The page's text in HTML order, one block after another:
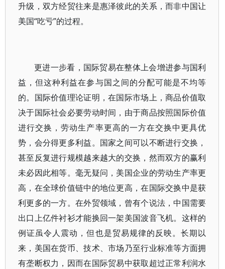
升级，双方经贸往来是惠泽彼此的关系，而非中国让
美国“吃亏”的过程。
更进一步看，国际贸易在整体上会增进参与国利
益，但这种利益在参与国之间的分配可能是不均等
的。国际价值理论证明，在国际市场上，商品价值取
决于国际社会必要劳动时间，由于商品按照国际价值
进行交换，劳动生产率更高的一方在交换中更具优
势，会分得更多利益。国家之间可以不断进行交换，
甚至反复进行规模越来越大的交换，然而双方的赢利
未必因此相等。毫无疑问，美国企业的劳动生产率更
高，在全球价值链中的地位更高，在国际交换中是获
利更多的一方。在外贸领域，曾有个说法，中国需要
出口上亿件衬衫才能换回一架美国波音飞机。这样的
例证虽令人震动，但也是贸易规律的反映。长期以
来，美国在货币、技术、市场乃至行业标准等方面拥
有垄断权力，因而在国际贸易中获取超过正常利润水